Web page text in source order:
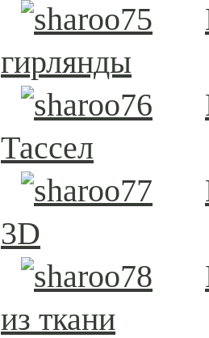
гирлянды
Тассел
3D
из ткани